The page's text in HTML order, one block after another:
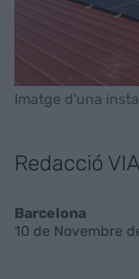
Imatge d'una
Redacció
Barcelona
10 de Novembre